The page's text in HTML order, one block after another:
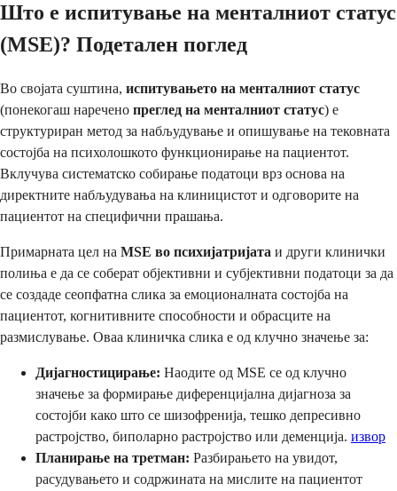
Што е испитување на менталниот статус
(MSE)? Подетален поглед
Во својата суштина, испитувањето на менталниот статус
(понекогаш наречено преглед на менталниот статус) е
структуриран метод за набљудување и опишување на тековната
состојба на психолошкото функционирање на пациентот.
Вклучува систематско собирање податоци врз основа на
директните набљудувања на клиницистот и одговорите на
пациентот на специфични прашања.
Примарната цел на MSE во психијатријата и други клинички
полиња е да се соберат објективни и субјективни податоци за да
се создаде сеопфатна слика за емоционалната состојба на
пациентот, когнитивните способности и обрасците на
размислување. Оваа клиничка слика е од клучно значење за:
Дијагностицирање: Наодите од MSE се од клучно
значење за формирање диференцијална дијагноза за
состојби како што се шизофренија, тешко депресивно
растројство, биполарно растројство или деменција. извор
Планирање на третман: Разбирањето на увидот,
расудувањето и содржината на мислите на пациентот